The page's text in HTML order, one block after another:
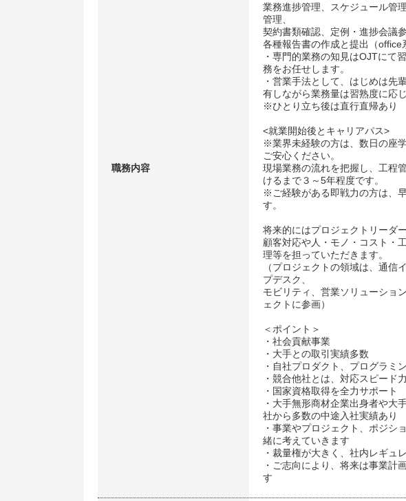
職務内容
業務進捗管理、スケジュール管
管理、
契約書類確認、定例・進捗会議
各種報告書の作成と提出（office
・専門的業務の知見はOJTにて
務をお任せします。
・営業手法として、はじめは先
有しながら業務量は習熟度に応
※ひとり立ち後は直行直帰あり
<就業開始後とキャリアパス>
※業界未経験の方は、数日の座
ご安心ください。
現場業務の流れを把握し、工程
けるまで３～5年程度です。
※ご経験がある即戦力の方は、
す。
将来的にはプロジェクトリーダ
顧客対応や人・モノ・コスト・
理等を担っていただきます。
（プロジェクトの領域は、通信
プデスク、
モビリティ、営業ソリューショ
ェクトに参画）
＜ポイント＞
・社会貢献事業
・大手との取引実績多数
・自社プロダクト、プログラミ
・競合他社とは、対応スピード
・国家資格取得を全力サポート
・大手無形商材企業出身者や大
社から多数の中途入社実績あり
・事業やプロジェクト、ポジシ
緒に考えていきます
・裁量権が大きく、社内レギュ
・ご志向により、将来は事業計
す